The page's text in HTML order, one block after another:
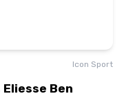
Icon Sport
Ben